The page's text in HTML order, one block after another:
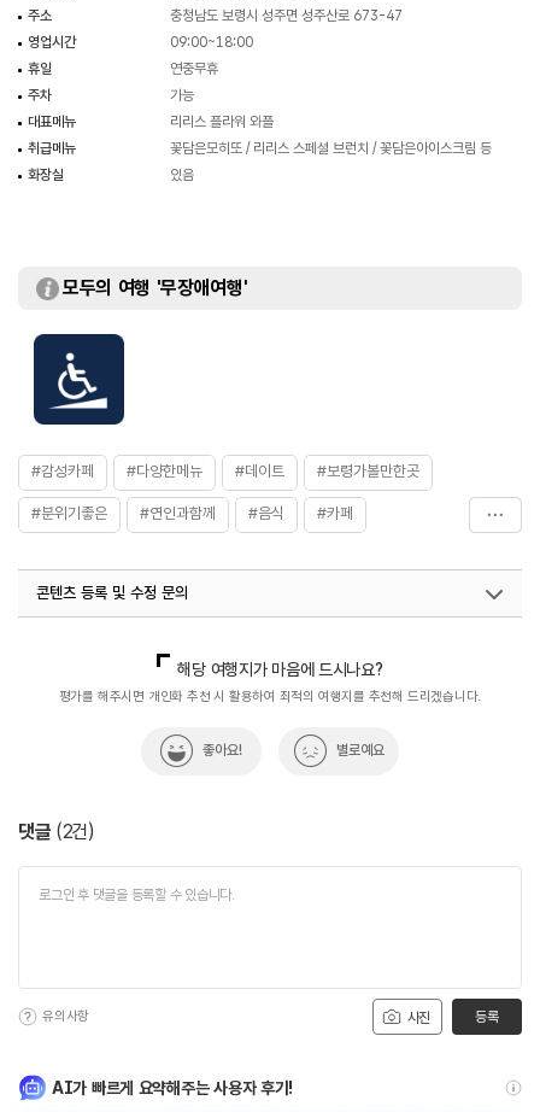
주소
충청남도 보령시 성주면 성주산로 673-47
영업시간
09:00~18:00
휴일
연중무휴
주차
가능
대표메뉴
리리스 플라워 와플
취급메뉴
꽃담은모히또 / 리리스 스페셜 브런치 / 꽃담은아이스크림 등
화장실
있음
모두의 여행 '무장애여행'
#감성카페 #다양한메뉴 #데이트 #보령가볼만한곳
#분위기좋은 #연인과함께 #음식 #카페
콘텐츠 등록 및 수정 문의
열린관광콘텐츠팀(열린관광-모두의여행)
033-738-3425
해당 여행지가 마음에 드시나요?
평가를 해주시면 개인화 추천 시 활용하여 최적의 여행지를 추천해 드리겠습니다.
좋아요! 별로예요
댓글 (2건)
사진
유의사항 등록
AI가 빠르게 요약해주는 사용자 후기!